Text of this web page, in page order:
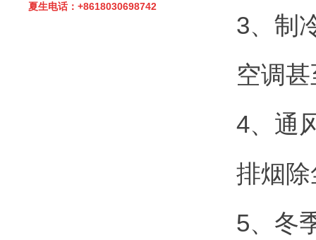
夏生电话：+8618030698742
3、制
空调
4、通
排烟
5、冬